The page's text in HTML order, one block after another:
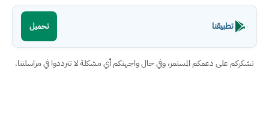
تطبيقنا تحميل
نشكركم على دعمكم المستمر، وفي حال واجهتكم أي مشكلة لا تترددوا في مراسلتنا.